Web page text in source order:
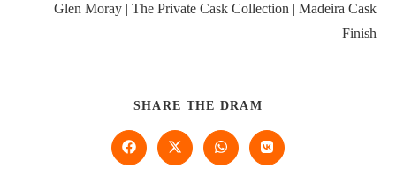
Glen Moray | The Private Cask Collection | Madeira Cask
Finish
SHARE THE DRAM